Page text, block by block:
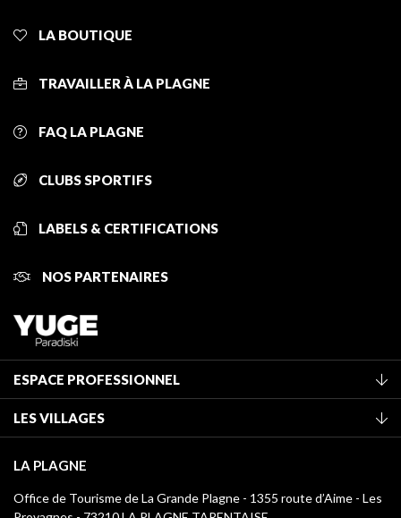
LA BOUTIQUE
TRAVAILLER À LA PLAGNE
FAQ LA PLAGNE
CLUBS SPORTIFS
LABELS & CERTIFICATIONS
NOS PARTENAIRES
ESPACE PROFESSIONNEL
Classement des meublés
Taxe de séjour
Médiathèque
LES VILLAGES
Montchavin - Les Coches
Champagny-en-Vanoise
LA PLAGNE
Office de Tourisme de La Grande Plagne - 1355 route d’Aime - Les